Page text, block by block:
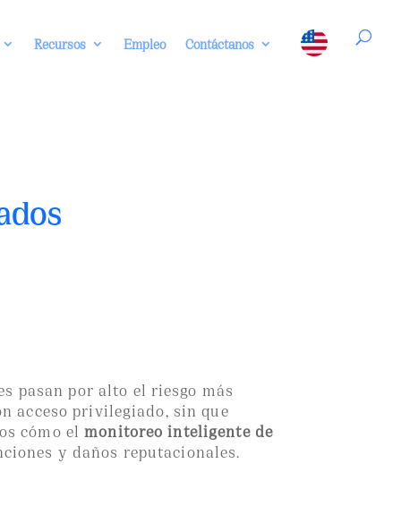
Recursos Empleo Contáctanos
pasan por alto el riesgo más
acceso privilegiado, sin que
cómo elmonitoreo inteligente de
y daños reputacionales.